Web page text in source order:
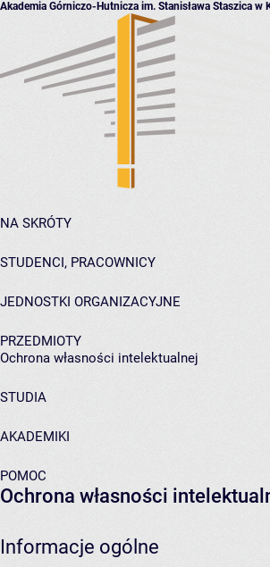
Akademia Górniczo-Hutnicza im. Stanisława Staszica w
NA SKRÓTY
STUDENCI, PRACOWNICY
JEDNOSTKI ORGANIZACYJNE
PRZEDMIOTY
Ochrona własności intelektualnej
STUDIA
AKADEMIKI
POMOC
Ochrona własności
Informacje ogólne